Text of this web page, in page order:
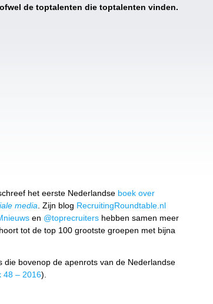
de toptalenten die toptalenten vinden.
het eerste Nederlandse boek over
media . Zijn blog RecruitingRoundtable.nl
en @toprecruiters hebben samen meer
tot de top 100 grootste groepen met bijna
bovenop de apenrots van de Nederlandse
48 – 2016).